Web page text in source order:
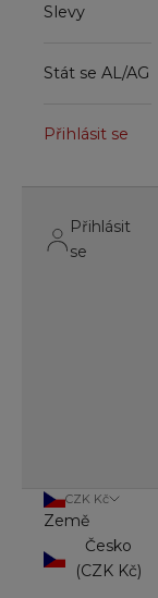
Slevy
Stát se AL/AG
Přihlásit se
Přihlásit
se
CZK Kč
Země
Česko
(CZK Kč)